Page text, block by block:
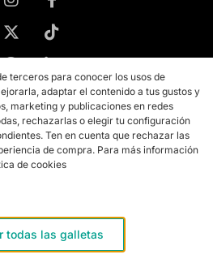
de compra
terceros para conocer los usos de
adaptar el contenido a tus gustos y
marketing y publicaciones en redes
rechazarlas o elegir tu configuración
Ten en cuenta que rechazar las
de compra. Para más información
de cookies
todas las galletas